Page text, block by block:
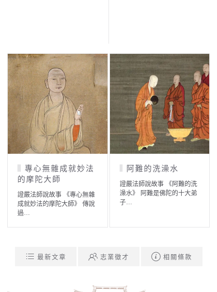
妙法
專心無雜
》 傳說
阿難的洗澡水
證嚴法師說故事 《阿難的洗
澡水》 阿難是佛陀的十大弟
子…
美女與醜女
證嚴法師說故事 《美
女》 天地萬物，都是
最新文章 志業徵才 相關條款